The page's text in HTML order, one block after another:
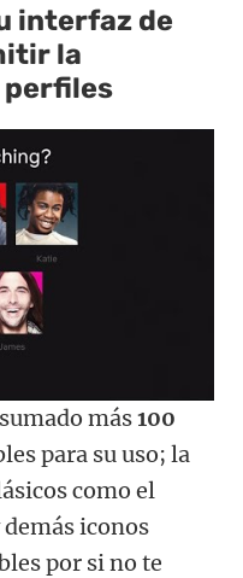
interfaz de
la
perfiles
más100
para su uso; la
como el
iconos
por si no te